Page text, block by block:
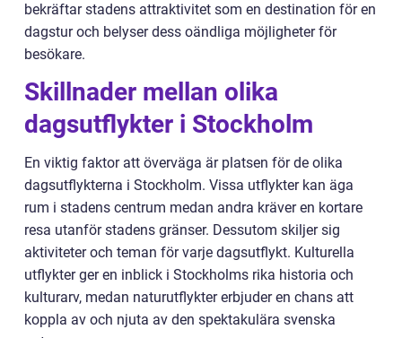
bekräftar stadens attraktivitet som en destination för en
dagstur och belyser dess oändliga möjligheter för
besökare.
Skillnader mellan olika
dagsutflykter i Stockholm
En viktig faktor att överväga är platsen för de olika
dagsutflykterna i Stockholm. Vissa utflykter kan äga
rum i stadens centrum medan andra kräver en kortare
resa utanför stadens gränser. Dessutom skiljer sig
aktiviteter och teman för varje dagsutflykt. Kulturella
utflykter ger en inblick i Stockholms rika historia och
kulturarv, medan naturutflykter erbjuder en chans att
koppla av och njuta av den spektakulära svenska